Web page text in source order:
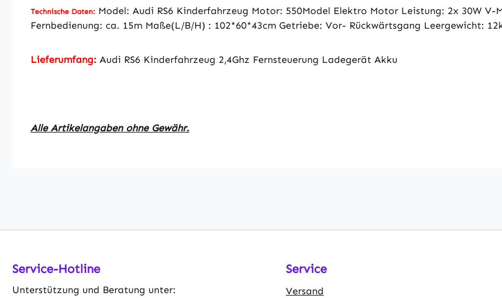
Technische Daten: Model: Audi RS6 Kinderfahrzeug Motor: 550Model Elektro Motor Leistung: 2x 30W
Fernbedienung: ca. 15m Maße(L/B/H) : 102*60*43cm Getriebe: Vor- Rückwärtsgang Leergewicht:
Lieferumfang: Audi RS6 Kinderfahrzeug 2,4Ghz Fernsteuerung Ladegerät Akku
Alle Artikelangaben ohne Gewähr.
Service-Hotline
Unterstützung und Beratung unter:
Service
Versand